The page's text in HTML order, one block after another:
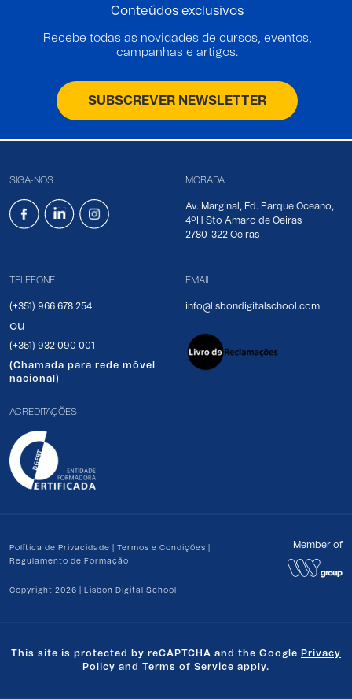
Conteúdos exclusivos
Recebe todas as novidades de cursos, eventos,
campanhas e artigos.
SUBSCREVER NEWSLETTER
SIGA-NOS MORADA
Av. Marginal, Ed. Parque Oceano,
4ºH Sto Amaro de Oeiras
2780-322 Oeiras
TELEFONE
(+351) 966 678 254
ou
(+351) 932 090 001
(Chamada para rede móvel
nacional)
EMAIL
info@lisbondigitalschool.com
ACREDITAÇÕES
Política de Privacidade Termos e Condições
Regulamento de Formação
Copyright 2026 | Lisbon Digital School
Member of
This site is protected by reCAPTCHA and the Google Privacy
Policy and Terms of Service apply.